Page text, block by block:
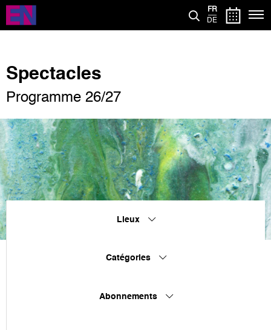
Aller
contenu
FR
DE
Spectacles
Programme 26/27
Lieux
Catégories
Abonnements